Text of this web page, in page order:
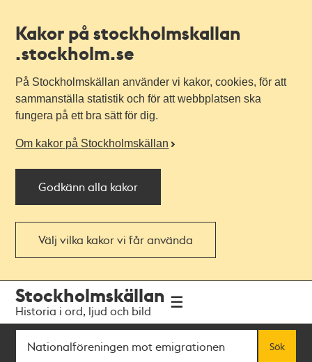
Kakor på stockholmskallan
.stockholm.se
På Stockholmskällan använder vi kakor, cookies, för att
sammanställa statistik och för att webbplatsen ska
fungera på ett bra sätt för dig.
Om kakor på Stockholmskällan
Godkänn alla kakor
Välj vilka kakor vi får använda
navigationen
huvudinnehållet
Stockholmskällan
Historia i ord, ljud och bild
Sök
Sök